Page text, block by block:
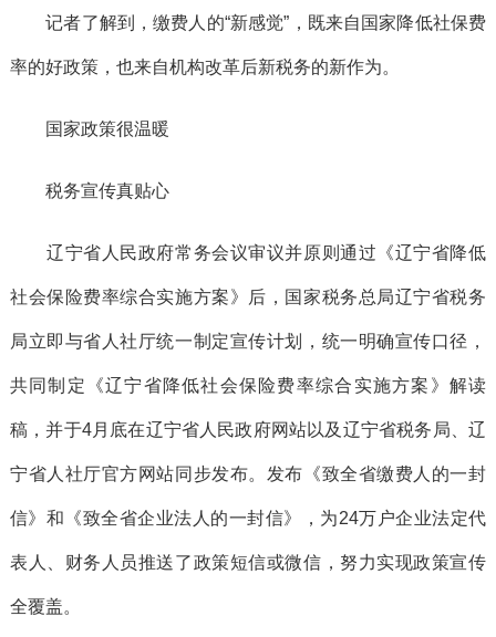
记者了解到，缴费人的“新感觉”，既来自国家降低社保费
率的好政策，也来自机构改革后新税务的新作为。
国家政策很温暖
税务宣传真贴心
辽宁省人民政府常务会议审议并原则通过《辽宁省降低
社会保险费率综合实施方案》后，国家税务总局辽宁省税务
局立即与省人社厅统一制定宣传计划，统一明确宣传口径，
共同制定《辽宁省降低社会保险费率综合实施方案》解读
稿，并于4月底在辽宁省人民政府网站以及辽宁省税务局、辽
宁省人社厅官方网站同步发布。发布《致全省缴费人的一封
信》和《致全省企业法人的一封信》，为24万户企业法定代
表人、财务人员推送了政策短信或微信，努力实现政策宣传
全覆盖。